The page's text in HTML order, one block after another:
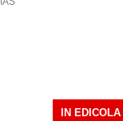
IN EDICOLA